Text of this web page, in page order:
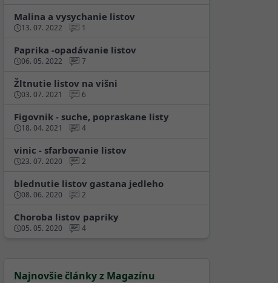
Malina a vysychanie listov
13. 07. 2022 1
Paprika -opadávanie listov
06. 05. 2022 7
Žltnutie listov na višni
03. 07. 2021 6
Figovnik - suche, popraskane listy
18. 04. 2021 4
vinic - sfarbovanie listov
23. 07. 2020 2
blednutie listov gastana jedleho
08. 06. 2020 2
Choroba listov papriky
05. 05. 2020 4
Najnovšie články z Magazínu